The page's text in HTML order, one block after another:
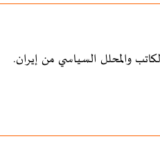
والمحلل السياسي من إيران.